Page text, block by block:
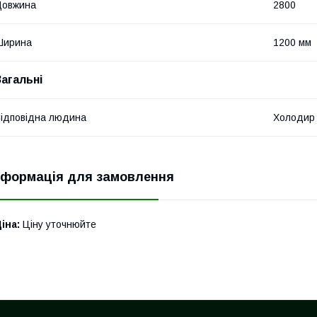
2800
1200 мм
людина Холодир
для замовлення
Ціну уточнюйте